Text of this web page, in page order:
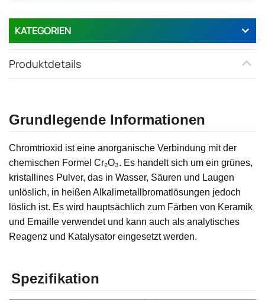
KATEGORIEN
Produktdetails
Grundlegende Informationen
Chromtrioxid ist eine anorganische Verbindung mit der
chemischen Formel Cr₂O₃. Es handelt sich um ein grünes,
kristallines Pulver, das in Wasser, Säuren und Laugen
unlöslich, in heißen Alkalimetallbromatlösungen jedoch
löslich ist. Es wird hauptsächlich zum Färben von Keramik
und Emaille verwendet und kann auch als analytisches
Reagenz und Katalysator eingesetzt werden.
Spezifikation